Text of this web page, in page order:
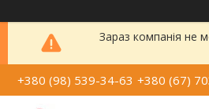
Зараз компанія не
+380 (98) 539-34-63 +380 (67)